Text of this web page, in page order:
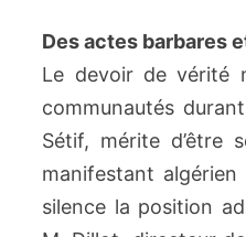
Des actes barbares
Le devoir de vérité
communautés
Sétif, mérite d’être
manifestant algérien
silence la position